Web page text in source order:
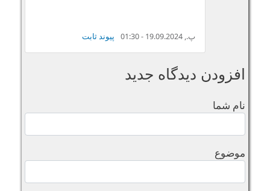
پ., 19.09.2024 - 01:30 پیوند ثابت
افزودن دیدگاه جدید
نام شما
موضوع